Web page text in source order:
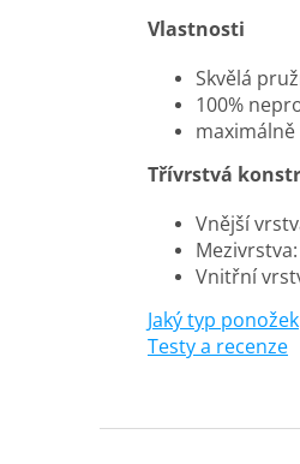
Vlastnosti
Skvělá
100%
Třívrstvá
Vnější
Vnitřní
Jaký typ ponožek
Testy a recenze